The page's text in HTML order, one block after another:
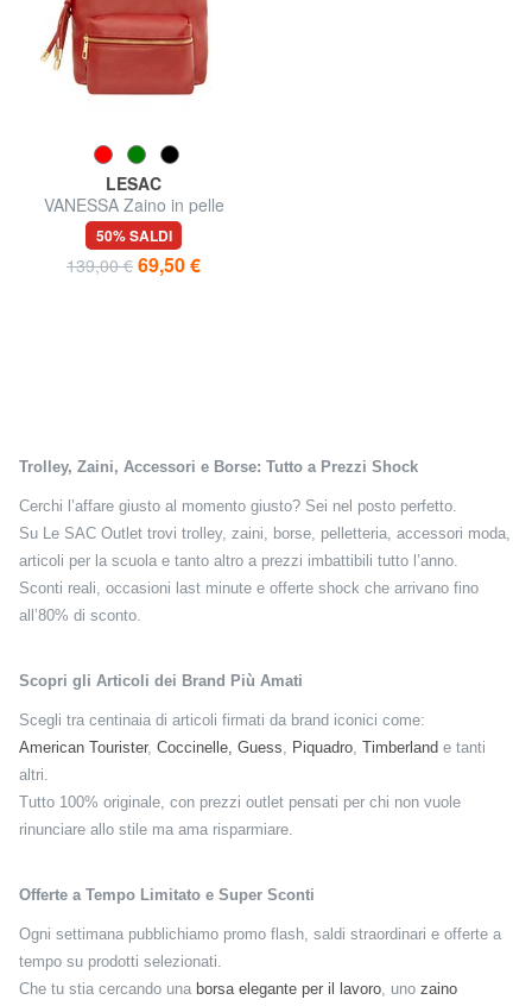
LESAC
VANESSA Zaino in pelle
dollaro
50% SALDI
139,00 € 69,50 €
Trolley, Zaini, Accessori e Borse: Tutto a Prezzi Shock
Cerchi l’affare giusto al momento giusto? Sei nel posto perfetto.
Su Le SAC Outlet trovi trolley, zaini, borse, pelletteria, accessori moda,
articoli per la scuola e tanto altro a prezzi imbattibili tutto l’anno.
Sconti reali, occasioni last minute e offerte shock che arrivano fino
all’80% di sconto.
Scopri gli Articoli dei Brand Più Amati
Scegli tra centinaia di articoli firmati da brand iconici come:
American Tourister, Coccinelle, Guess Piquadro Timberland e tanti
altri.
Tutto 100% originale, con prezzi outlet pensati per chi non vuole
rinunciare allo stile ma ama risparmiare.
Offerte a Tempo Limitato e Super Sconti
Ogni settimana pubblichiamo promo flash, saldi straordinari e offerte a
tempo su prodotti selezionati.
Che tu stia cercando una borsa elegante per il lavoro , uno zaino